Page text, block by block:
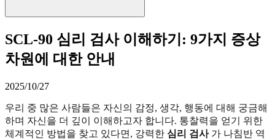
SCL-90 심리 검사 이해하기: 9가지 증상
차원에 대한 안내
2025/10/27
우리 중 많은 사람들은 자신의 감정, 생각, 행동에 대해 궁금해
하며 자신을 더 깊이 이해하고자 합니다. 통찰력을 얻기 위한
체계적인 방법을 찾고 있다면, 강력한 심리 검사가 나침반 역